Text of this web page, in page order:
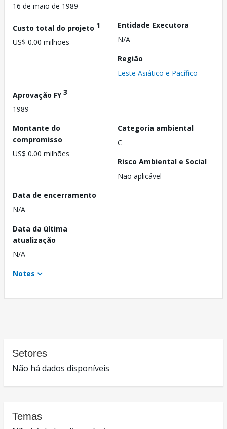
16 de maio de 1989
Custo total do projeto 1
US$ 0.00 milhões
Entidade Executora
N/A
Região
Leste Asiático e Pacífico
Aprovação FY3
1989
Montante do
compromisso
US$ 0.00 milhões
Categoria ambiental
C
Risco Ambiental e Social
Não aplicável
Data de encerramento
N/A
Data da última
atualização
N/A
Notes
Setores
Não há dados disponíveis
Temas